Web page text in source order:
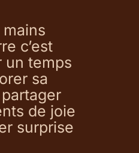
c’est
un temps
sa
de joie
surprise